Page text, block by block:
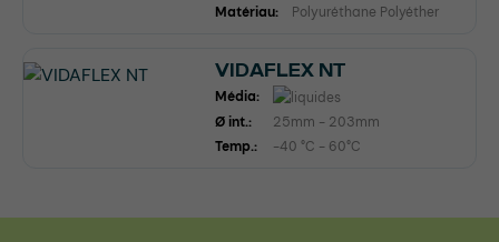
Matériau:
Polyuréthane Polyéther
VIDAFLEX NT
Média:
Ø int.:
25mm - 203mm
Temp.:
-40 °C - 60°C